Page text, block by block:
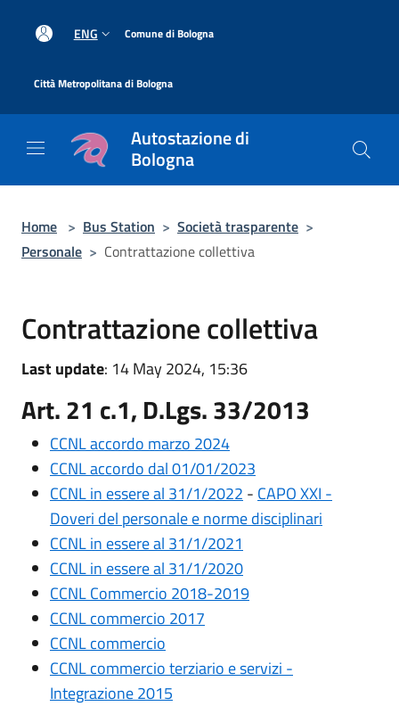
ENG Comune di Bologna
Città Metropolitana di Bologna
Autostazione di
Bologna
Home > Bus Station > Società trasparente >
Personale > Contrattazione collettiva
Contrattazione collettiva
Last update: 14 May 2024, 15:36
Art. 21 c.1, D.Lgs. 33/2013
CCNL accordo marzo 2024
CCNL accordo dal 01/01/2023
CCNL in essere al 31/1/2022 - CAPO XXI -
Doveri del personale e norme disciplinari
CCNL in essere al 31/1/2021
CCNL in essere al 31/1/2020
CCNL Commercio 2018-2019
CCNL commercio 2017
CCNL commercio
CCNL commercio terziario e servizi -
Integrazione 2015